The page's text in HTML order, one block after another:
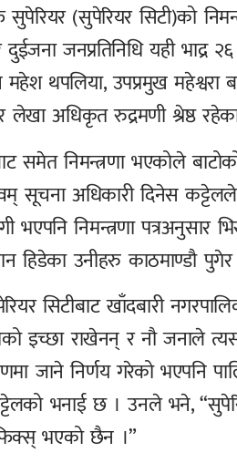
(सुपेरियर सिटी)को
दुईजना जनप्रतिनिधि यही
थपलिया, उपप्रमुख महेश्वरा
अधिकृत रुद्रमणी श्रेष्ठ
समेत निमन्त्रणा भएकोले
अधिकारी दिनेस कट्टेलले
भएपनि निमन्त्रणा पत्रअनुसार
हिडेका उनीहरु काठमाण्डौ
सिटीबाट खाँदबारी
इच्छा राखेनन् र नौ जनाले
जाने निर्णय गरेको भएपनि
भनाई छ । उनले भने,
भएको छैन ।”